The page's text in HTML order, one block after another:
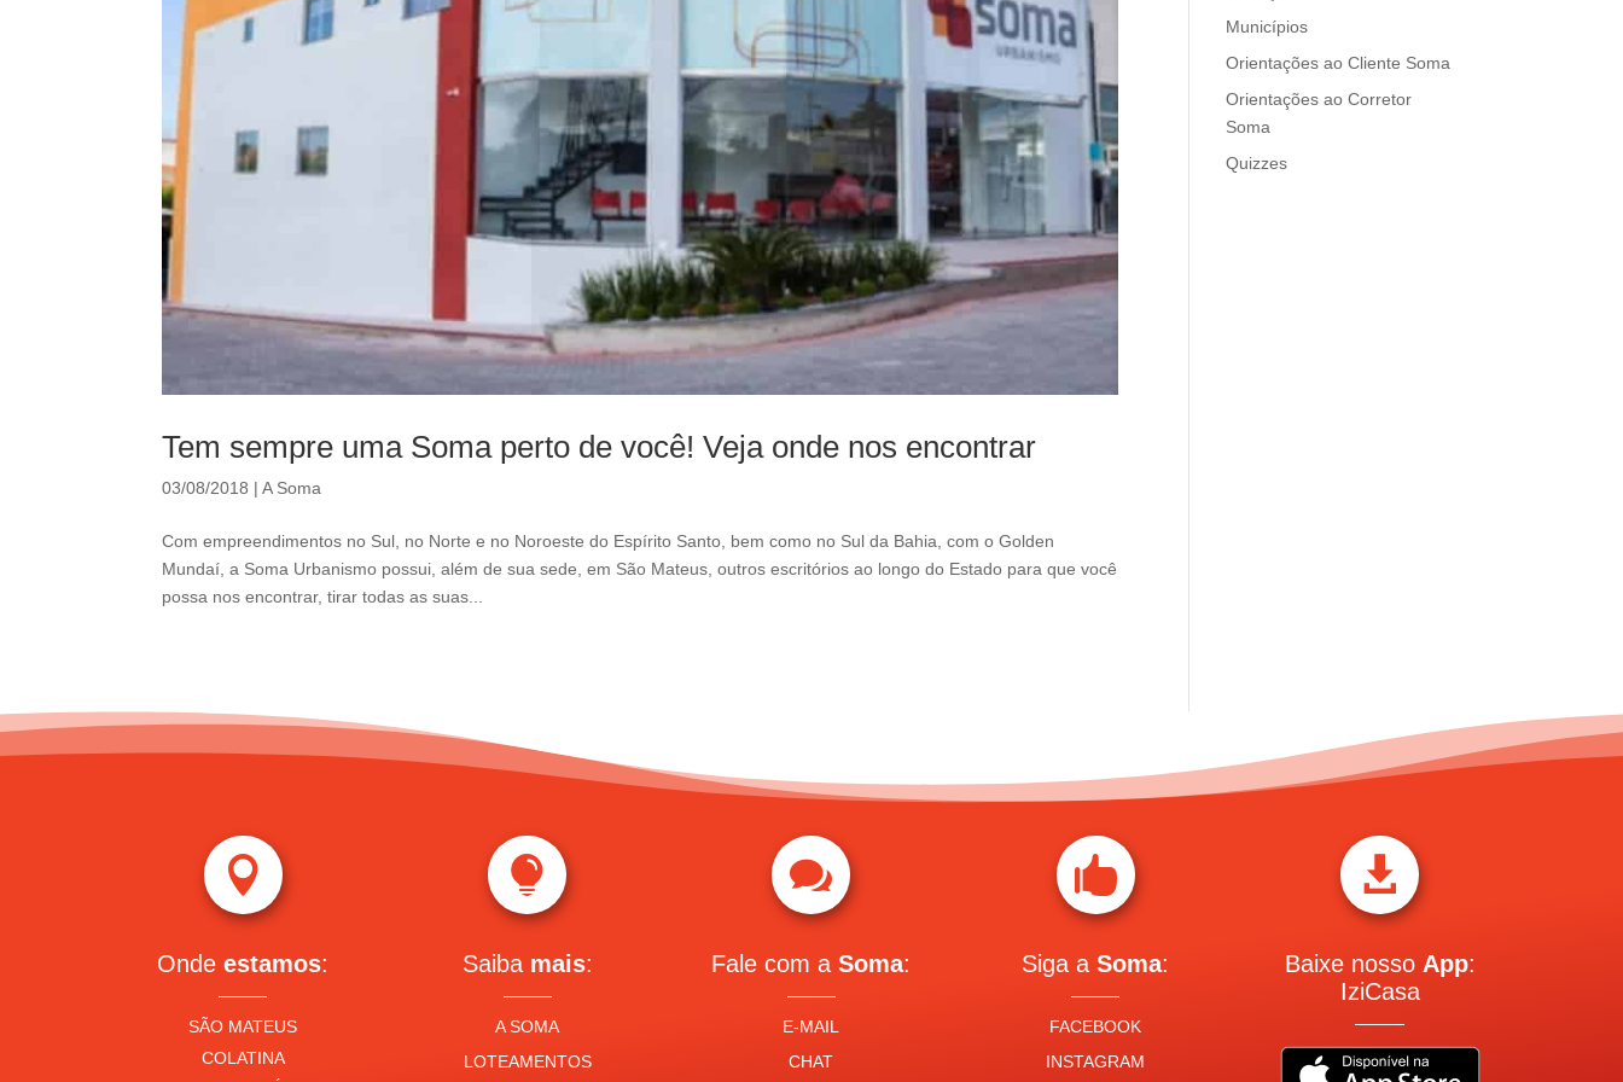
t
b
l
n
k
Tem sempre uma Soma perto de você! Veja onde nos encontrar
03/08/2018 |A Soma
Com empreendimentos no Sul, no Norte e no Noroeste do Espírito Santo, bem como no Sul da Bahia, com o Golden
Mundaí, a Soma Urbanismo possui, além de sua sede, em São Mateus, outros escritórios ao longo do Estado para que você
possa nos encontrar, tirar todas as suas...
Municípios
Orientações ao Cliente Soma
Orientações ao Corretor
Soma
Quizzes

Ondeestamos:
SÃO MATEUS
COLATINA

Saiba mais:
A SOMA
LOTEAMENTOS

Fale com aSoma:
E-MAIL
CHAT

Siga aSoma:
FACEBOOK
INSTAGRAM

Baixe nosso App:
IziCasa